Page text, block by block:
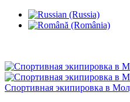
Спортивная экипировка в